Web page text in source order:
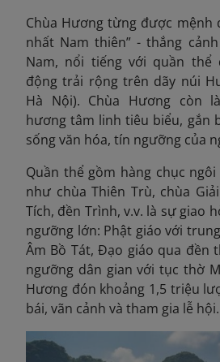
Chùa Hương từng được mệnh
nhất Nam thiên” - thắng
Nam, nổi tiếng với quần thể
động trải rộng trên dãy núi
Hà Nội). Chùa Hương còn
hương tâm linh tiêu biểu, gắn
sống văn hóa, tín ngưỡng của
Quần thể gồm hàng chục
như chùa Thiên Trù, chùa
Tích, đền Trình, v.v. là sự giao
ngưỡng lớn: Phật giáo với
Âm Bồ Tát, Đạo giáo qua đền
ngưỡng dân gian với tục thờ
Hương đón khoảng 1,5 triệu
bái, vãn cảnh và tham gia lễ hội.